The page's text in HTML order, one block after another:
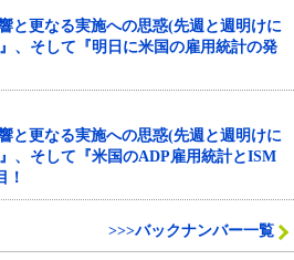
と更なる実施への思惑(先週と週明けに
、そして『明日に米国の雇用統計の発
と更なる実施への思惑(先週と週明けに
、そして『米国のADP雇用統計とISM
！
>>>バックナンバー一覧